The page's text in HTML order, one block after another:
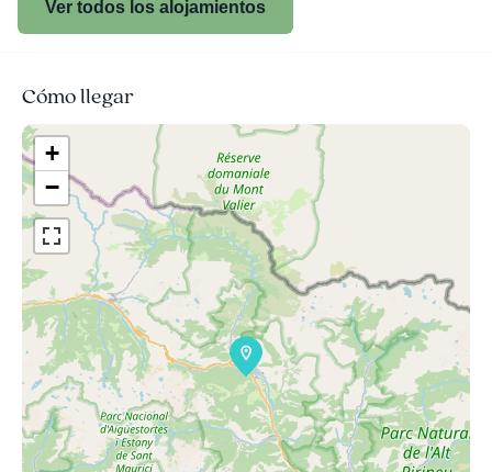
Ver todos los alojamientos
Cómo llegar
+
−